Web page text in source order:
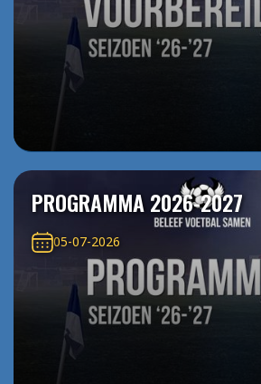
PROGRAMMA 2026-2027
05-07-2026